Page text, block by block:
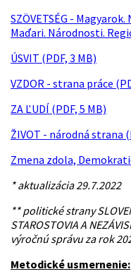
SZÖVETSÉG -
Maďari. Národnosti.
ÚSVIT (PDF, 3 MB)
VZDOR - strana práce
ZA ĽUDÍ (PDF, 5 MB)
ŽIVOT - národná strana
Zmena zdola,
* aktualizácia 29.7.2022
** politické strany
STAROSTOVIA A
výročnú správu za rok
Metodické usmernenie: